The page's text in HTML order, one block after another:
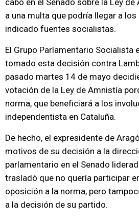
cabo en el Senado sobre la Ley
a una multa que podría llegar a
indicado fuentes socialistas.
El Grupo Parlamentario Socialista
tomado esta decisión contra
pasado martes 14 de mayo
votación de la Ley de Amnistía
norma, que beneficiará a los
independentista en Cataluña.
De hecho, el expresidente de
motivos de su decisión a la
parlamentario en el Senado
trasladó que no quería participar
oposición a la norma, pero
a la decisión de su partido.